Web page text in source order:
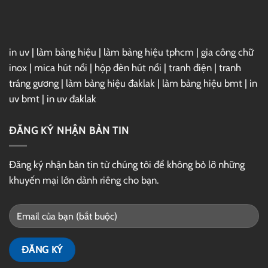
in uv | làm bảng hiệu | làm bảng hiệu tphcm | gia công chữ
inox | mica hút nổi | hộp đèn hút nổi | tranh điện | tranh
tráng gương | làm bảng hiệu đaklak | làm bảng hiệu bmt | in
uv bmt | in uv đaklak
ĐĂNG KÝ NHẬN BẢN TIN
Đăng ký nhận bản tin từ chúng tôi để không bỏ lỡ những
khuyến mại lớn dành riêng cho bạn.